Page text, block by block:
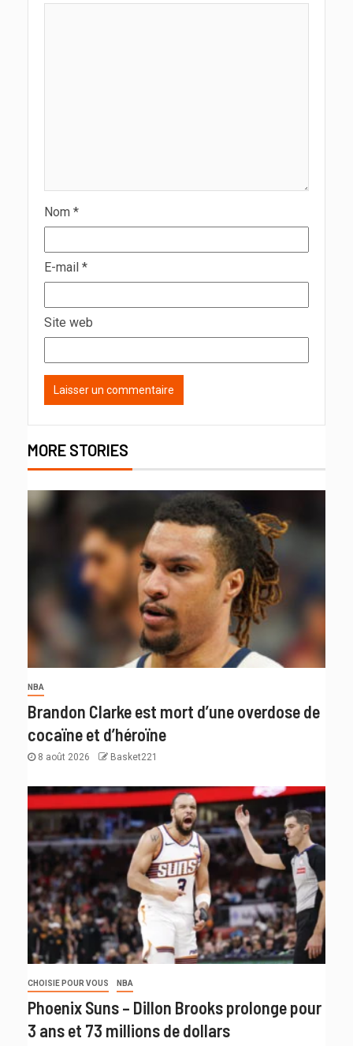
Nom *
E-mail *
Site web
MORE STORIES
NBA
Brandon Clarke est mort d’une overdose de
cocaïne et d’héroïne
8 août 2026 Basket221
CHOISIE POUR VOUS NBA
Phoenix Suns – Dillon Brooks prolonge pour
3 ans et 73 millions de dollars